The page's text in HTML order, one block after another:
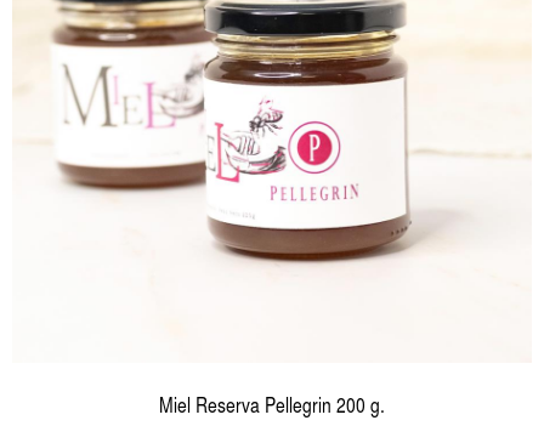
Miel Reserva Pellegrin 200 g.